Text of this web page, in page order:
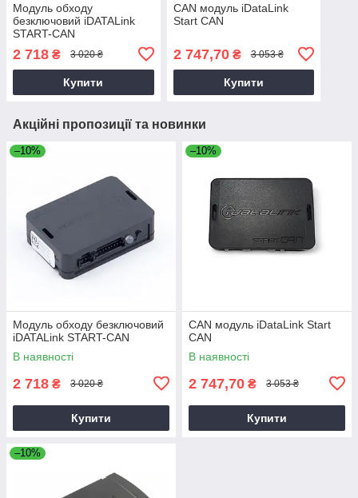
Модуль обходу
безключовий iDATALink
START-CAN
2 718 ₴ 3 020 ₴
Купити
CAN модуль iDataLink
Start CAN
2 747,70₴ 3 053 ₴
Купити
Акційні пропозиції та новинки
–10%
Модуль обходу безключовий
iDATALink START-CAN
В наявності
2 718 ₴ 3 020 ₴
Купити
–10%
CAN модуль iDataLink Start
CAN
В наявності
2 747,70 ₴ 3 053 ₴
Купити
–10%